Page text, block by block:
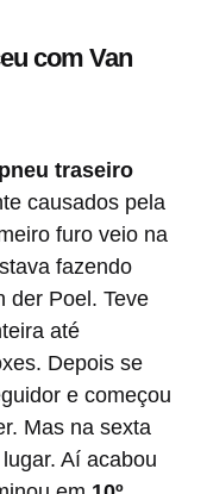
com Van
traseiro
causados pela
furo veio na
fazendo
der Poel. Teve
até
Depois se
e começou
Mas na sexta
Aí acabou